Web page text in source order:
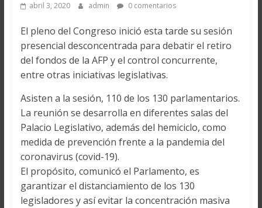
abril 3, 2020 admin 0 comentarios
El pleno del Congreso inició esta tarde su sesión
presencial desconcentrada para debatir el retiro
del fondos de la AFP y el control concurrente,
entre otras iniciativas legislativas.
Asisten a la sesión, 110 de los 130 parlamentarios.
La reunión se desarrolla en diferentes salas del
Palacio Legislativo, además del hemiciclo, como
medida de prevención frente a la pandemia del
coronavirus (covid-19).
El propósito, comunicó el Parlamento, es
garantizar el distanciamiento de los 130
legisladores y así evitar la concentración masiva